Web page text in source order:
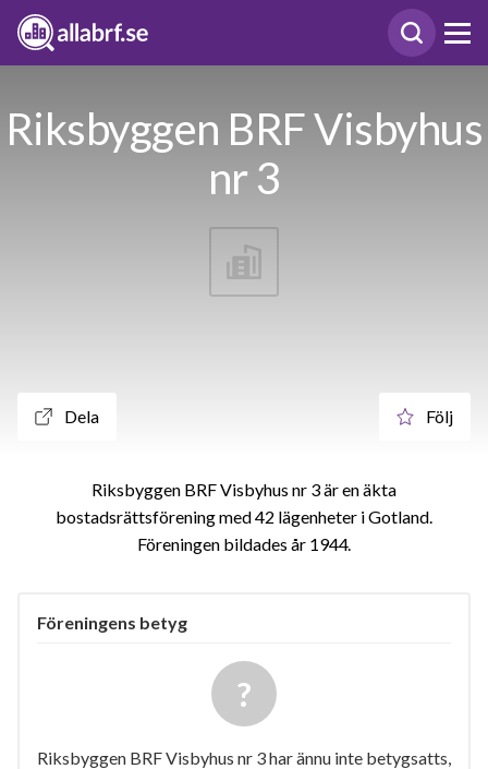
Riksbyggen BRF Visbyhus
nr 3
Dela Följ
Riksbyggen BRF Visbyhus nr 3 är en äkta
bostadsrättsförening med 42 lägenheter i Gotland.
Föreningen bildades år 1944
Föreningens betyg
Riksbyggen BRF Visbyhus nr 3 har ännu inte betygsatts,